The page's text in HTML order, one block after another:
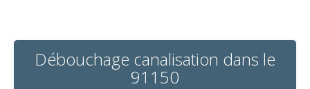
Débouchage canalisation dans le
91150